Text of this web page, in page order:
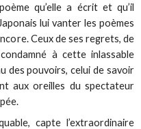
qu’elle a écrit et qu’il
lui vanter les poèmes
Ceux de ses regrets, de
à cette inlassable
des pouvoirs, celui de savoir
aux oreilles du spectateur
capte l’extraordinaire